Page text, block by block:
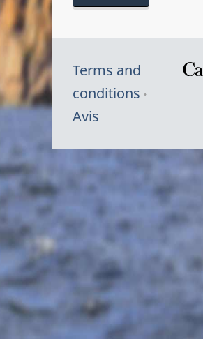
Terms and
conditions
Avis